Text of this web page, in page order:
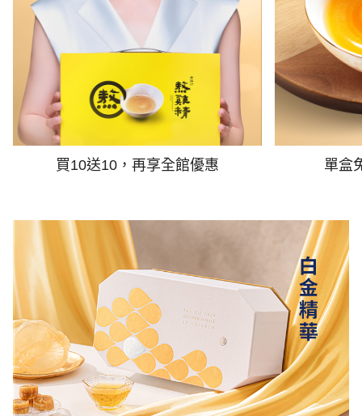
買10送10，再享全館優惠 單盒